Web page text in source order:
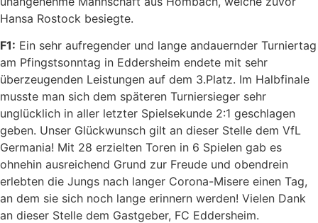
Hansa Rostock besiegte.
F1: Ein sehr aufregender und lange andauernder Turniertag
am Pfingstsonntag in Eddersheim endete mit sehr
überzeugenden Leistungen auf dem 3.Platz. Im Halbfinale
musste man sich dem späteren Turniersieger sehr
unglücklich in aller letzter Spielsekunde 2:1 geschlagen
geben. Unser Glückwunsch gilt an dieser Stelle dem VfL
Germania! Mit 28 erzielten Toren in 6 Spielen gab es
ohnehin ausreichend Grund zur Freude und obendrein
erlebten die Jungs nach langer Corona-Misere einen Tag,
an dem sie sich noch lange erinnern werden! Vielen Dank
an dieser Stelle dem Gastgeber, FC Eddersheim.